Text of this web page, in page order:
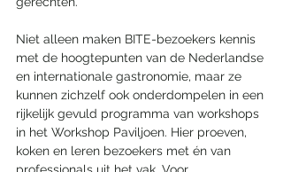
Niet alleen maken BITE-bezoekers kennis
met de hoogtepunten van de Nederlandse
en internationale gastronomie, maar ze
kunnen zichzelf ook onderdompelen in een
rijkelijk gevuld programma van workshops
in het Workshop Paviljoen. Hier proeven,
koken en leren bezoekers met én van